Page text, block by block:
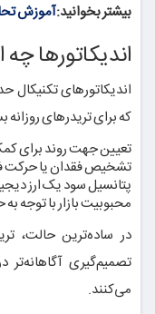
بیشتر بخوانید:آموزش
اندیکاتورها
اندیکاتورهای تکنیکال
که برای تریدرهای
تعیین جهت روند برای
تشخیص فقدان یا حرکت
پتانسیل سود یک ارز
محبوبیت بازار با توجه
در ساده‌ترین حالت،
تصمیم‌گیری آگاهانه‌تر
می‌کنند.